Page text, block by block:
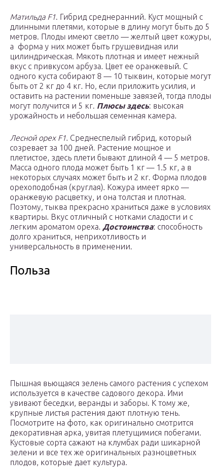
Матильда F1. Гибрид среднеранний. Куст мощный с
длинными плетями, которые в длину могут быть до 5
метров. Плоды имеют светло — желтый цвет кожуры,
а форма у них может быть грушевидная или
цилиндрическая. Мякоть плотная и имеет нежный
вкус с привкусом арбуза. Цвет ее оранжевый. С
одного куста собирают 8 — 10 тыквин, которые могут
быть от 2 кг до 4 кг. Но, если приложить усилия, и
оставить на растении поменьше завязей, тогда плоды
могут получится и 5 кг. Плюсы здесь: высокая
урожайность и небольшая семенная камера.
Лесной орех F1. Среднеспелый гибрид, который
созревает за 100 дней. Растение мощное и
плетистое, здесь плети бывают длиной 4 — 5 метров.
Масса одного плода может быть 1 кг — 1.5 кг, а в
некоторых случаях может быть и 2 кг. Форма плодов
орехоподобная (круглая). Кожура имеет ярко —
оранжевую расцветку, и она толстая и плотная.
Поэтому, тыква прекрасно храниться даже в условиях
квартиры. Вкус отличный с нотками сладости и с
легким ароматом ореха. Достоинства: способность
долго храниться, неприхотливость и
универсальность в применении.
Польза
Пышная вьющаяся зелень самого растения с успехом
используется в качестве садового декора. Ими
увивают беседки, веранды и заборы. К тому же,
крупные листья растения дают плотную тень.
Посмотрите на фото, как оригинально смотрится
декоративная арка, увитая плетущимися побегами.
Кустовые сорта сажают на клумбах ради шикарной
зелени и все тех же оригинальных разноцветных
плодов, которые дает культура.